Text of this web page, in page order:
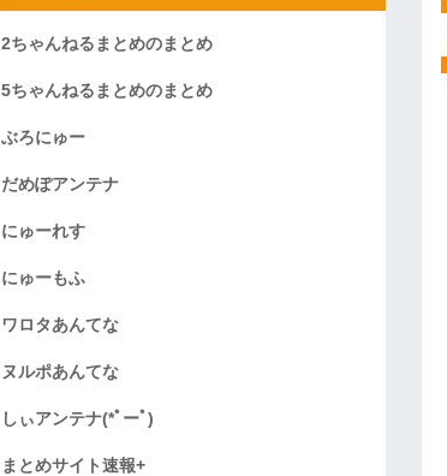
2ちゃんねるまとめのまとめ
5ちゃんねるまとめのまとめ
ぶろにゅー
だめぽアンテナ
にゅーれす
にゅーもふ
ワロタあんてな
ヌルポあんてな
しぃアンテナ(*ﾟーﾟ)
まとめサイト速報+